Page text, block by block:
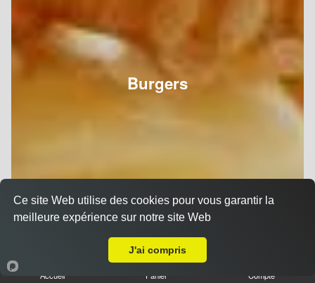
Burgers
Accueil Panier Compte
Ce site Web utilise des cookies pour vous garantir la
meilleure expérience sur notre site Web
J'ai compris